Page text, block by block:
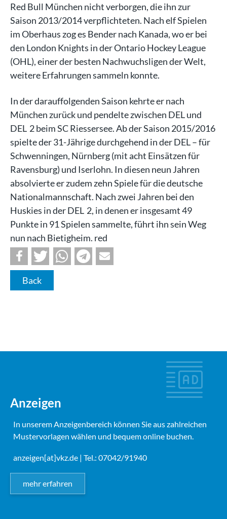
Red Bull München nicht verborgen, die ihn zur
Saison 2013/2014 verpflichteten. Nach elf Spielen
im Oberhaus zog es Bender nach Kanada, wo er bei
den London Knights in der Ontario Hockey League
(OHL), einer der besten Nachwuchsligen der Welt,
weitere Erfahrungen sammeln konnte.
In der darauffolgenden Saison kehrte er nach
München zurück und pendelte zwischen DEL und
DEL 2 beim SC Riessersee. Ab der Saison 2015/2016
spielte der 31-Jährige durchgehend in der DEL – für
Schwenningen, Nürnberg (mit acht Einsätzen für
Ravensburg) und Iserlohn. In diesen neun Jahren
absolvierte er zudem zehn Spiele für die deutsche
Nationalmannschaft. Nach zwei Jahren bei den
Huskies in der DEL 2, in denen er insgesamt 49
Punkte in 91 Spielen sammelte, führt ihn sein Weg
nun nach Bietigheim. red
Back
Anzeigen
In unserem Anzeigenbereich können Sie aus zahlreichen
Mustervorlagen wählen und bequem online buchen.
anzeigen[at]vkz.de | Tel.: 07042/91940
mehr erfahren